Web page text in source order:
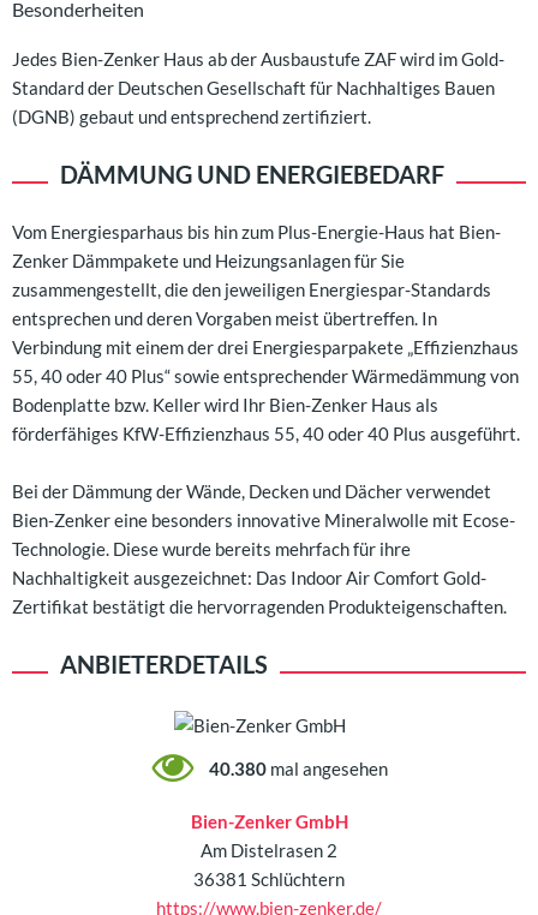
Besonderheiten
Jedes Bien-Zenker Haus ab der Ausbaustufe ZAF wird im Gold-
Standard der Deutschen Gesellschaft für Nachhaltiges Bauen
(DGNB) gebaut und entsprechend zertifiziert.
DÄMMUNG UND ENERGIEBEDARF
Vom Energiesparhaus bis hin zum Plus-Energie-Haus hat Bien-
Zenker Dämmpakete und Heizungsanlagen für Sie
zusammengestellt, die den jeweiligen Energiespar-Standards
entsprechen und deren Vorgaben meist übertreffen. In
Verbindung mit einem der drei Energiesparpakete „Effizienzhaus
55, 40 oder 40 Plus“ sowie entsprechender Wärmedämmung von
Bodenplatte bzw. Keller wird Ihr Bien-Zenker Haus als
förderfähiges KfW-Effizienzhaus 55, 40 oder 40 Plus ausgeführt.
Bei der Dämmung der Wände, Decken und Dächer verwendet
Bien-Zenker eine besonders innovative Mineralwolle mit Ecose-
Technologie. Diese wurde bereits mehrfach für ihre
Nachhaltigkeit ausgezeichnet: Das Indoor Air Comfort Gold-
Zertifikat bestätigt die hervorragenden Produkteigenschaften.
ANBIETERDETAILS
40.380mal angesehen
Bien-Zenker GmbH
Am Distelrasen 2
36381 Schlüchtern
https://www.bien-zenker.de/